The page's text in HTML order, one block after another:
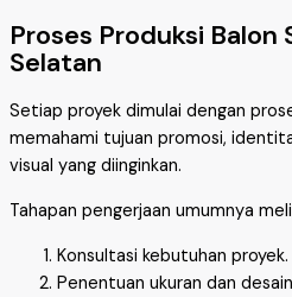
Proses Produksi Balon
Selatan
Setiap proyek dimulai dengan
memahami tujuan promosi,
visual yang diinginkan.
Tahapan pengerjaan umumnya
Konsultasi kebutuhan proyek.
Penentuan ukuran dan